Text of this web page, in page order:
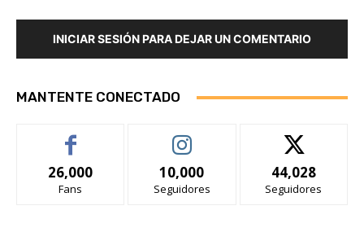
INICIAR SESIÓN PARA DEJAR UN COMENTARIO
MANTENTE CONECTADO
26,000
Fans
10,000
Seguidores
44,028
Seguidores